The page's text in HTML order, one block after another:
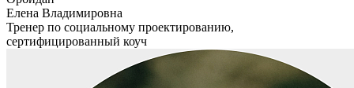
Елена Владимировна
Тренер по социальному проектированию,
сертифицированный коуч